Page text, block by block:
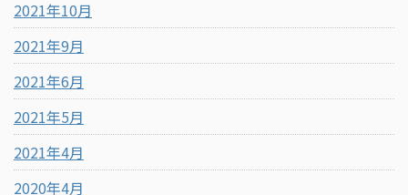
2021年10月
2021年9月
2021年6月
2021年5月
2021年4月
2020年4月